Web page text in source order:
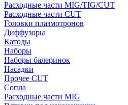
Расходные части MIG/TIG/CUT
Расходные части CUT
Головки плазмотронов
Диффузоры
Катоды
Наборы
Наборы балеринок
Насадки
Прочее CUT
Сопла
Расходные части MIG